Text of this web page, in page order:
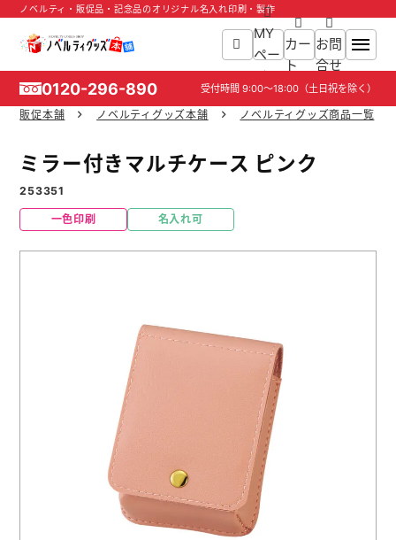
ノベルティ・販促品・記念品のオリジナル名入れ印刷・製作
MY
ペー
ジ
カー
ト
お問
合せ
0120-296-890 受付時間 9:00～18:00（土日祝を除く）
商品一覧
ご利用ガイド
お役立ち情報
よくあるご質問
名入れ印刷方法
販促本舗 ノベルティグッズ本舗 ノベルティグッズ商品一覧
ミラー付きマルチケース ピンク
253351
一色印刷 名入れ可